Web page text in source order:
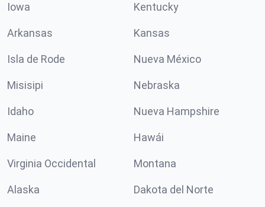
Iowa Kentucky
Arkansas Kansas
Isla de Rode Nueva México
Misisipi Nebraska
Idaho Nueva Hampshire
Maine Hawái
Virginia Occidental Montana
Alaska Dakota del Norte